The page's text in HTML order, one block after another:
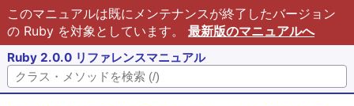
このマニュアルは既にメンテナンスが終了したバージョン
の Ruby を対象としています。 最新版のマニュアルへ
Ruby 2.0.0 リファレンスマニュアル